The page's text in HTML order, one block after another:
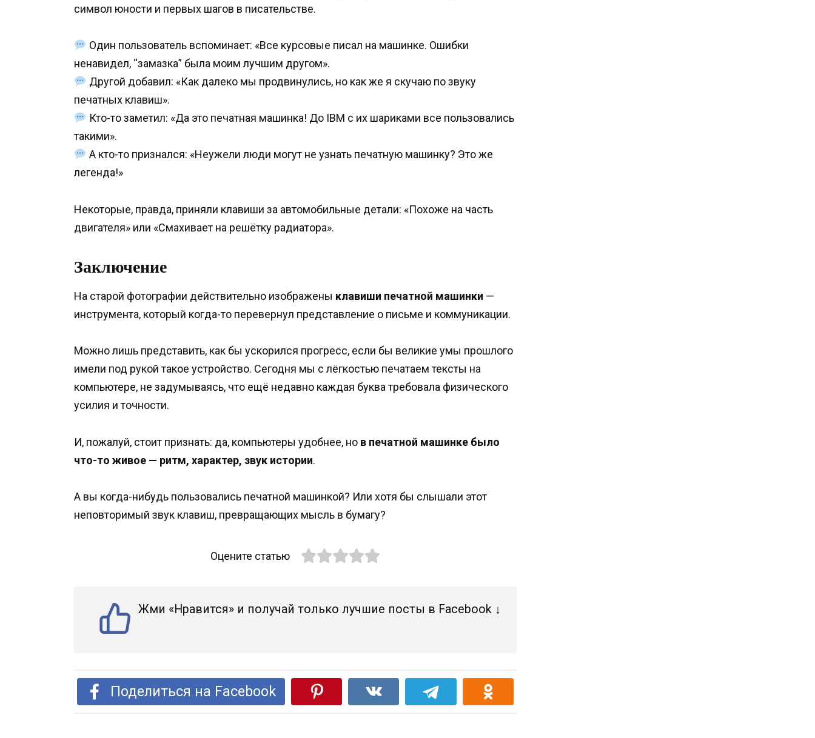
символ юности и первых шагов в писательстве.
Один пользователь вспоминает: «Все курсовые писал на машинке. Ошибки
ненавидел, “замазка” была моим лучшим другом».
Другой добавил: «Как далеко мы продвинулись, но как же я скучаю по звуку
печатных клавиш».
Кто-то заметил: «Да это печатная машинка! До IBM с их шариками все пользовались
такими».
А кто-то признался: «Неужели люди могут не узнать печатную машинку? Это же
легенда!»
Некоторые, правда, приняли клавиши за автомобильные детали: «Похоже на часть
двигателя» или «Смахивает на решётку радиатора».
Заключение
На старой фотографии действительно изображены клавиши печатной машинки —
инструмента, который когда-то перевернул представление о письме и коммуникации.
Можно лишь представить, как бы ускорился прогресс, если бы великие умы прошлого
имели под рукой такое устройство. Сегодня мы с лёгкостью печатаем тексты на
компьютере, не задумываясь, что ещё недавно каждая буква требовала физического
усилия и точности.
И, пожалуй, стоит признать: да, компьютеры удобнее, но в печатной машинке было
что-то живое — ритм, характер, звук истории.
А вы когда-нибудь пользовались печатной машинкой? Или хотя бы слышали этот
неповторимый звук клавиш, превращающих мысль в бумагу?
Оцените статью
Жми «Нравится» и получай только лучшие посты в Facebook ↓
Поделиться на Facebook